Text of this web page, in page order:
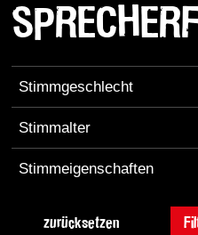
zurücksetzen